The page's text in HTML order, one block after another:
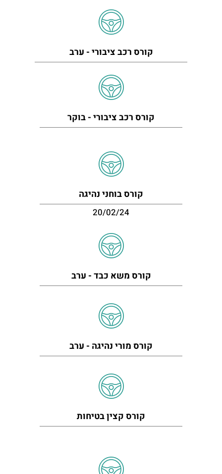
קורס רכב ציבורי - ערב
קורס רכב ציבורי - בוקר
קורס בוחני נהיגה
20/02/24
קורס משא כבד - ערב
קורס מורי נהיגה - ערב
קורס קצין בטיחות